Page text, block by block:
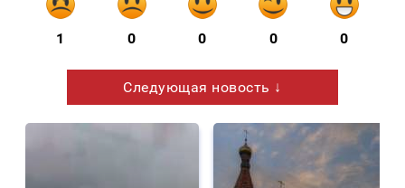
1 0 0 0 0
Следующая новость ↓